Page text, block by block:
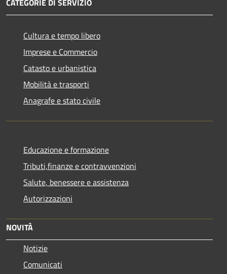
CATEGORIE DI SERVIZIO
Cultura e tempo libero
Imprese e Commercio
Catasto e urbanistica
Mobilità e trasporti
Anagrafe e stato civile
Educazione e formazione
Tributi,finanze e contravvenzioni
Salute, benessere e assistenza
Autorizzazioni
NOVITÀ
Notizie
Comunicati